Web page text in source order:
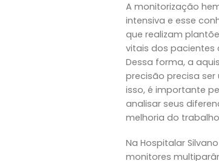
A monitorização
intensiva e esse
que realizam
vitais dos pacientes
Dessa forma, a
precisão precisa
isso, é importante
analisar seus
melhoria do
Na Hospitalar
monitores